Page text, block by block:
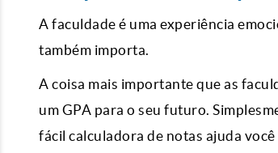
A faculdade é uma experiência
também importa.
A coisa mais importante que as
um GPA para o seu futuro.
fácil calculadora de notas ajuda